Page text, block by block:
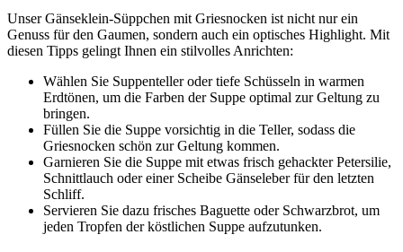
Unser Gänseklein-Süppchen mit Griesnocken ist nicht nur ein
Genuss für den Gaumen, sondern auch ein optisches Highlight. Mit
diesen Tipps gelingt Ihnen ein stilvolles Anrichten:
Wählen Sie Suppenteller oder tiefe Schüsseln in warmen
Erdtönen, um die Farben der Suppe optimal zur Geltung zu
bringen.
Füllen Sie die Suppe vorsichtig in die Teller, sodass die
Griesnocken schön zur Geltung kommen.
Garnieren Sie die Suppe mit etwas frisch gehackter Petersilie,
Schnittlauch oder einer Scheibe Gänseleber für den letzten
Schliff.
Servieren Sie dazu frisches Baguette oder Schwarzbrot, um
jeden Tropfen der köstlichen Suppe aufzutunken.